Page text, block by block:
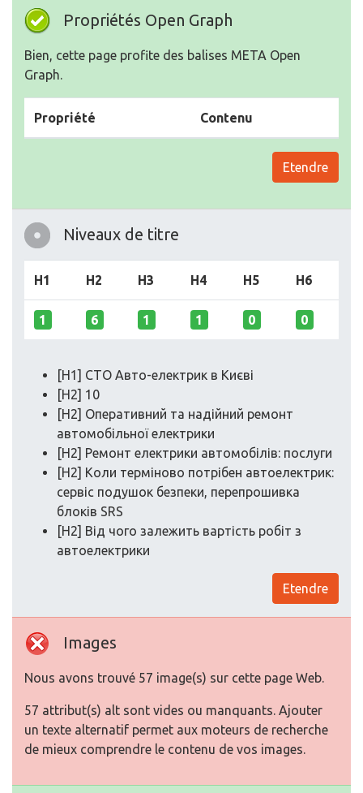
Propriétés Open Graph
Bien, cette page profite des balises META Open
Graph.
Propriété Contenu
Etendre
Niveaux de titre
H1 H2 H3 H4 H5 H6
1 6 1 1 0 0
[H1] СТО Авто-електрик в Києві
[H2] 10
[H2] Оперативний та надійний ремонт
автомобільної електрики
[H2] Ремонт електрики автомобілів: послуги
[H2] Коли терміново потрібен автоелектрик:
сервіс подушок безпеки, перепрошивка
блоків SRS
[H2] Від чого залежить вартість робіт з
автоелектрики
Etendre
Images
Nous avons trouvé 57 image(s) sur cette page Web.
57 attribut(s) alt sont vides ou manquants. Ajouter
un texte alternatif permet aux moteurs de recherche
de mieux comprendre le contenu de vos images.